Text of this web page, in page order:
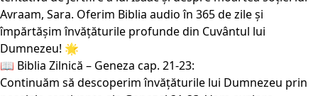
Avraam, Sara. Oferim Biblia audio în 365 de zile și
împărtășim învățăturile profunde din Cuvântul lui
Dumnezeu! 🌟
📖 Biblia Zilnică – Geneza cap. 21-23:
Continuăm să descoperim învățăturile lui Dumnezeu prin